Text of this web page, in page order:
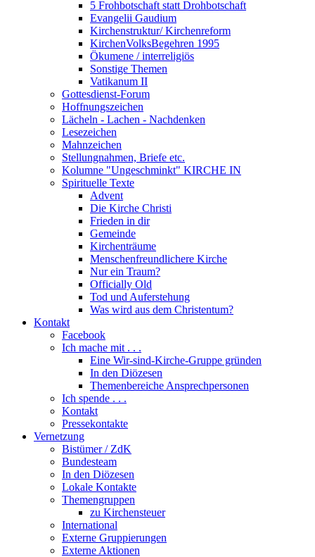
5 Frohbotschaft statt Drohbotschaft
Evangelii Gaudium
Kirchenstruktur/ Kirchenreform
KirchenVolksBegehren 1995
Ökumene / interreligiös
Sonstige Themen
Vatikanum II
Gottesdienst-Forum
Hoffnungszeichen
Lächeln - Lachen - Nachdenken
Lesezeichen
Mahnzeichen
Stellungnahmen, Briefe etc.
Kolumne "Ungeschminkt" KIRCHE IN
Spirituelle Texte
Advent
Die Kirche Christi
Frieden in dir
Gemeinde
Kirchenträume
Menschenfreundlichere Kirche
Nur ein Traum?
Officially Old
Tod und Auferstehung
Was wird aus dem Christentum?
Kontakt
Facebook
Ich mache mit . . .
Eine Wir-sind-Kirche-Gruppe gründen
In den Diözesen
Themenbereiche Ansprechpersonen
Ich spende . . .
Kontakt
Pressekontakte
Vernetzung
Bistümer / ZdK
Bundesteam
In den Diözesen
Lokale Kontakte
Themengruppen
zu Kirchensteuer
International
Externe Gruppierungen
Externe Aktionen